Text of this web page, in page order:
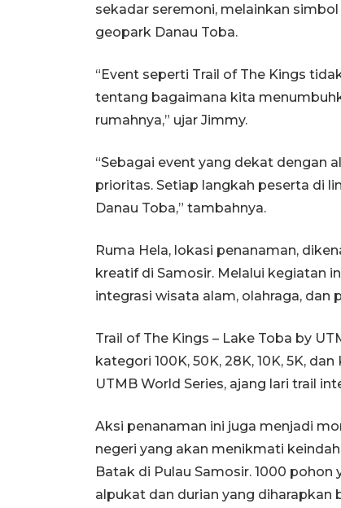
sekadar seremoni, melainkan
geopark Danau Toba.
“Event seperti Trail of The Kings
tentang bagaimana kita
rumahnya,” ujar Jimmy.
“Sebagai event yang dekat dengan
prioritas. Setiap langkah peserta di
Danau Toba,” tambahnya.
Ruma Hela, lokasi penanaman,
kreatif di Samosir. Melalui kegiatan
integrasi wisata alam, olahraga, dan
Trail of The Kings – Lake Toba by
kategori 100K, 50K, 28K, 10K, 5K,
UTMB World Series, ajang lari trail
Aksi penanaman ini juga menjadi
negeri yang akan menikmati
Batak di Pulau Samosir. 1000
alpukat dan durian yang